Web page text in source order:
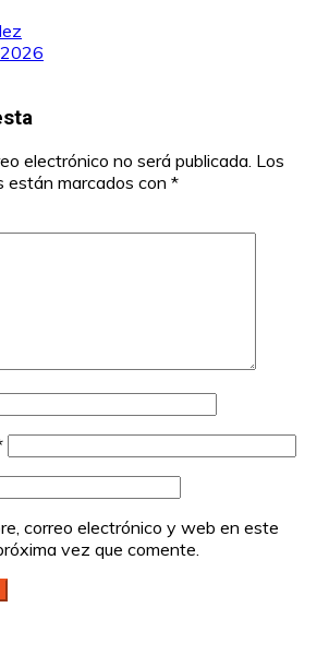
electrónico no será publicada. Los
están marcados con *
correo electrónico y web en este
vez que comente.